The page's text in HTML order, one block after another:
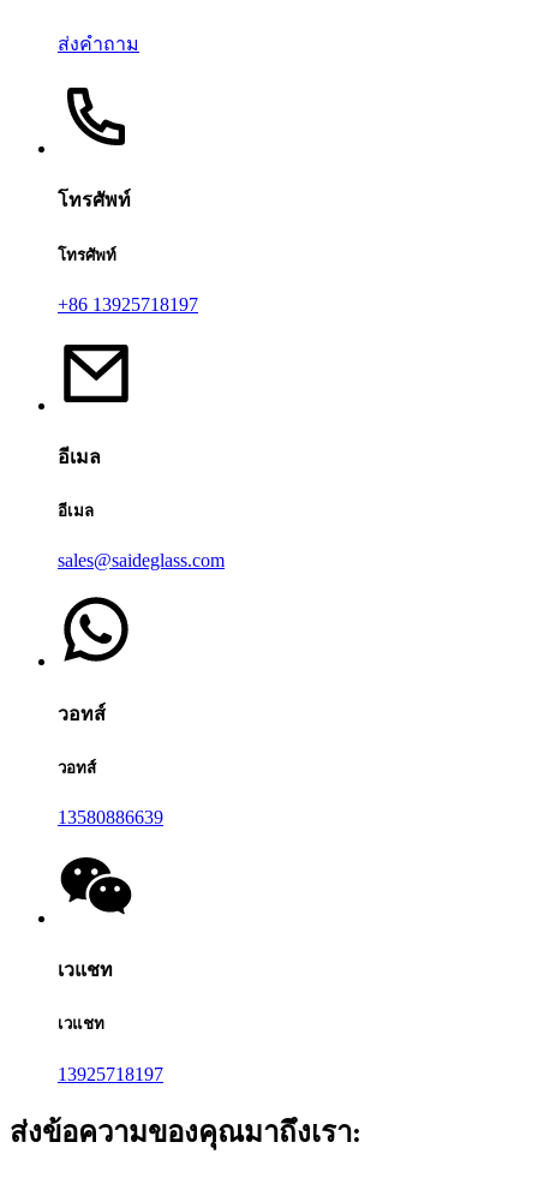
ส่งคำถาม
โทรศัพท์
โทรศัพท์
+86 13925718197
อีเมล
อีเมล
sales@saideglass.com
วอทส์
วอทส์
13580886639
เวแชท
เวแชท
13925718197
ส่งข้อความของคุณมาถึงเรา: